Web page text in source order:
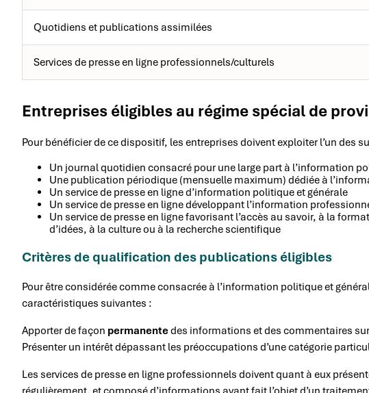
Quotidiens et publications assimilées
Services de presse en ligne professionnels/culturels
Entreprises éligibles au régime spécial de
Pour bénéficier de ce dispositif, les entreprises doivent exploiter l’un des
Un journal quotidien consacré pour une large part à l’information
Une publication périodique (mensuelle maximum) dédiée à
Un service de presse en ligne d’information politique et générale
Un service de presse en ligne développant l’information
Un service de presse en ligne favorisant l’accès au savoir, à la
d’idées, à la culture ou à la recherche scientifique
Critères de qualification des publications éligibles
Pour être considérée comme consacrée à l’information politique et
caractéristiques suivantes :
Apporter de façon permanentedes informations et des commentaires
Présenter un intérêt dépassant les préoccupations d’une catégorie
Les services de presse en ligne professionnels doivent quant à eux